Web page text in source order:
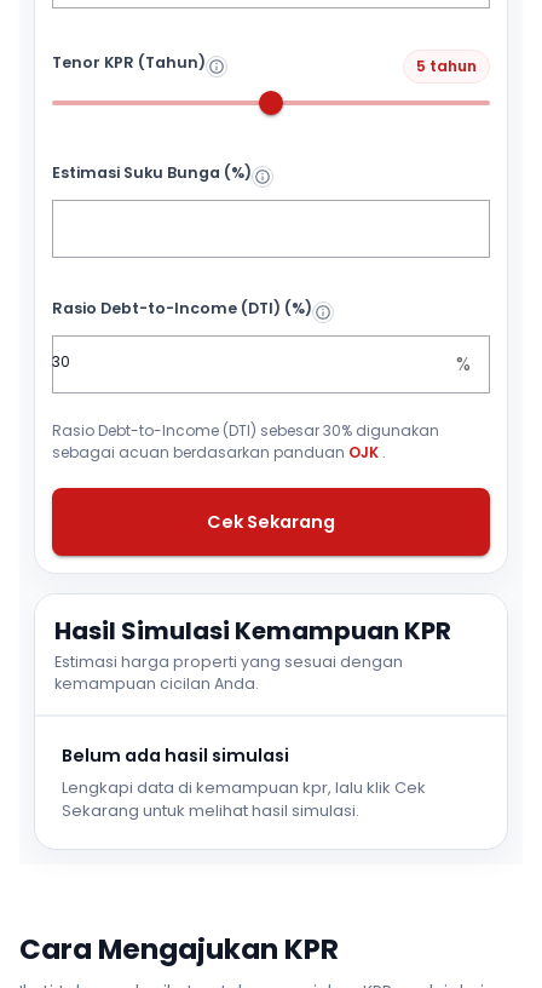
Tenor KPR (Tahun) 5 tahun
Estimasi Suku Bunga (%)
Rasio Debt-to-Income (DTI) (%)
%
Rasio Debt-to-Income (DTI) sebesar 30% digunakan
sebagai acuan berdasarkan panduan OJK .
Cek Sekarang
Hasil Simulasi Kemampuan KPR
Estimasi harga properti yang sesuai dengan
kemampuan cicilan Anda.
Belum ada hasil simulasi
Lengkapi data di kemampuan kpr, lalu klik Cek
Sekarang untuk melihat hasil simulasi.
Cara Mengajukan KPR